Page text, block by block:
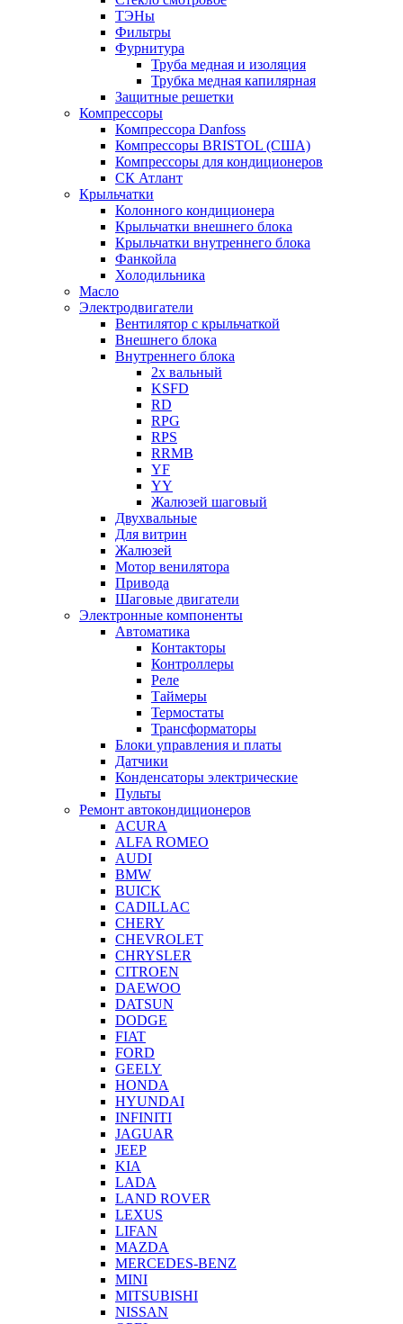
ТЭНы
Фильтры
Фурнитура
Труба медная и изоляция
Трубка медная капилярная
Защитные решетки
Компрессоры
Компрессора Danfoss
Компрессоры BRISTOL (США)
Компрессоры для кондиционеров
СК Атлант
Крыльчатки
Колонного кондиционера
Крыльчатки внешнего блока
Крыльчатки внутреннего блока
Фанкойла
Холодильника
Масло
Электродвигатели
Вентилятор с крыльчаткой
Внешнего блока
Внутреннего блока
2х вальный
KSFD
RD
RPG
RPS
RRMB
YF
YY
Жалюзей шаговый
Двухвальные
Для витрин
Жалюзей
Мотор венилятора
Привода
Шаговые двигатели
Электронные компоненты
Автоматика
Контакторы
Контроллеры
Реле
Таймеры
Термостаты
Трансформаторы
Блоки управления и платы
Датчики
Конденсаторы электрические
Пульты
Ремонт автокондиционеров
ACURA
ALFA ROMEO
AUDI
BMW
BUICK
CADILLAC
CHERY
CHEVROLET
CHRYSLER
CITROEN
DAEWOO
DATSUN
DODGE
FIAT
FORD
GEELY
HONDA
HYUNDAI
INFINITI
JAGUAR
JEEP
KIA
LADA
LAND ROVER
LEXUS
LIFAN
MAZDA
MERCEDES-BENZ
MINI
MITSUBISHI
NISSAN